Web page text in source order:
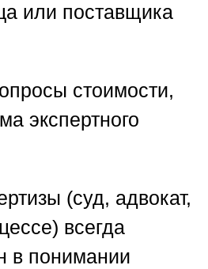
или поставщика
стоимости,
экспертного
(суд, адвокат,
всегда
в понимании